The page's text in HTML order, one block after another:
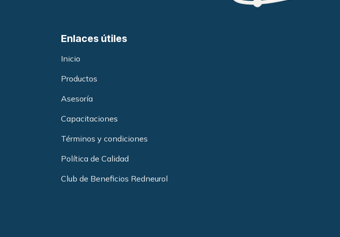
Enlaces útiles
Inicio
Productos
Asesoría
Capacitaciones
Términos y condiciones
Política de Calidad
Club de Beneficios Redneurol